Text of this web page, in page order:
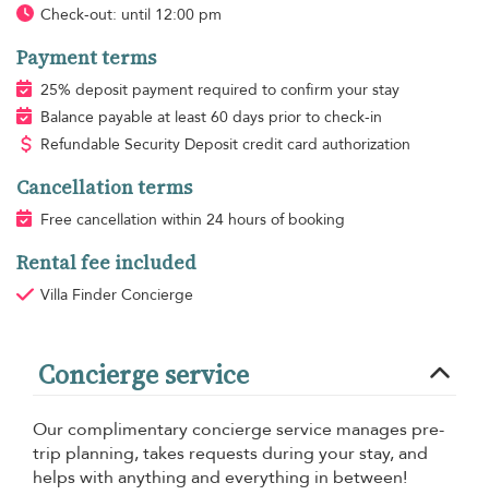
Check-out: until 12:00 pm
Payment terms
25% deposit payment required to confirm your stay
Balance payable at least 60 days prior to check-in
Refundable Security Deposit credit card authorization
Cancellation terms
Free cancellation within 24 hours of booking
Rental fee included
Villa Finder Concierge
Concierge service
Our complimentary concierge service manages pre-
trip planning, takes requests during your stay, and
helps with anything and everything in between!